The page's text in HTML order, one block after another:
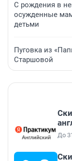
С рождения в
осужденные
детьми
Пуговка из
Старшовой
До